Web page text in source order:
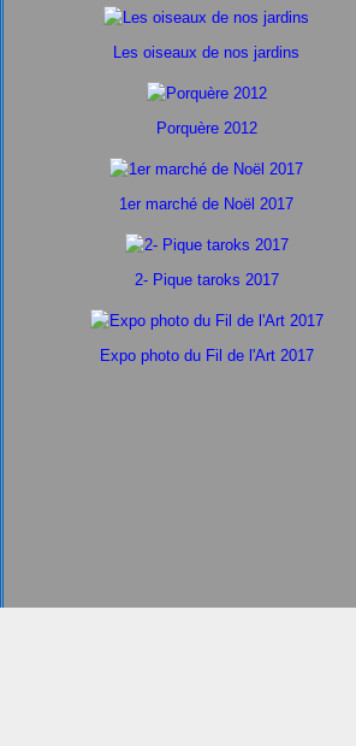
Les oiseaux de nos jardins
Porquère 2012
1er marché de Noël 2017
2- Pique taroks 2017
Expo photo du Fil de l'Art 2017